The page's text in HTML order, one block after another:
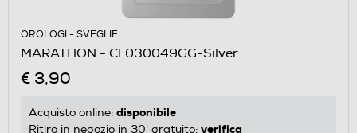
OROLOGI - SVEGLIE
MARATHON - CL030049GG-Silver
€ 3,90
Acquisto online: disponibile
Ritiro in negozio in 30' gratuito: verifica